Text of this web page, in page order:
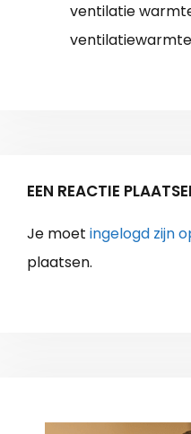
ventilatie
EEN REACTIE
Je moet ingelogd zijn
plaatsen.